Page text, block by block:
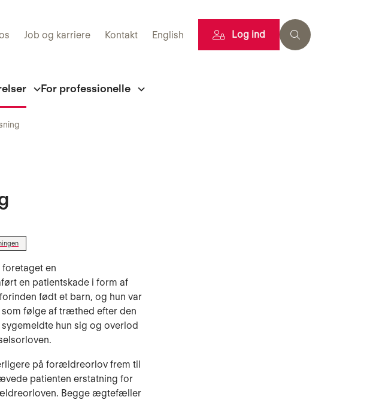
Job og karriere Kontakt English Log ind
For professionelle
en
en patientskade i form af
født et barn, og hun var
som følge af træthed efter den
hun sig og overlod
på forældreorlov frem til
patienten erstatning for
Begge ægtefæller